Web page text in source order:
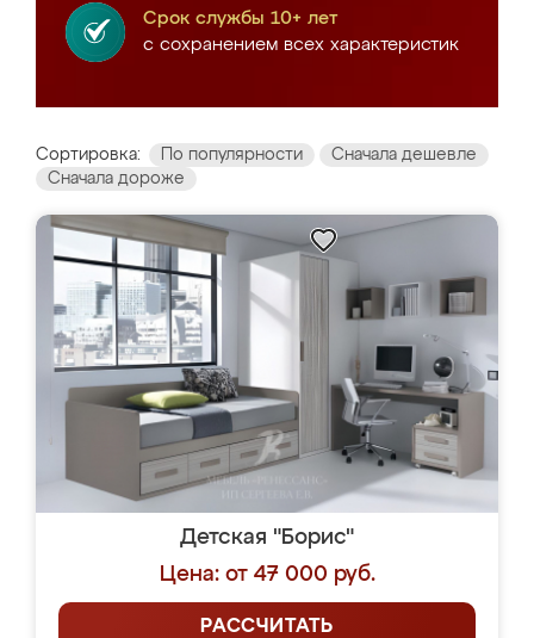
Срок службы 10+ лет
с сохранением всех характеристик
Сортировка: По популярности
Сначала дешевле
Сначала дороже
Детская "Борис"
Цена: от 47 000 руб.
РАССЧИТАТЬ